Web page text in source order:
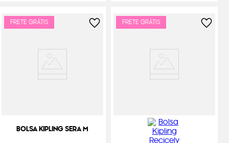
FRETE GRÁTIS
BOLSA KIPLING SERA M
FRETE GRÁTIS